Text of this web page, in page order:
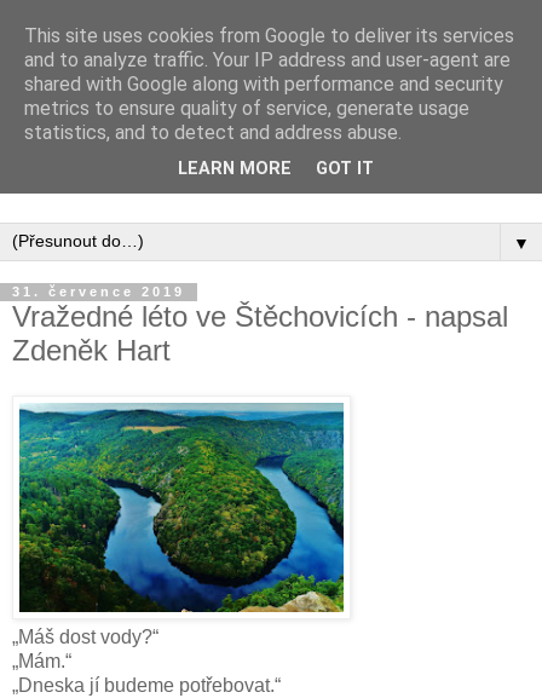
Inspirujte se tím, co píší posluchači kurzů a co se na nich
▼
31. července 2019
Vražedné léto ve Štěchovicích - napsal
Zdeněk Hart
„Máš dost vody?“
„Mám.“
„Dneska jí budeme potřebovat.“
This site uses cookies from Google to deliver its services
and to analyze traffic. Your IP address and user-agent are
shared with Google along with performance and security
metrics to ensure quality of service, generate usage
statistics, and to detect and address abuse.
LEARN MORE GOT IT